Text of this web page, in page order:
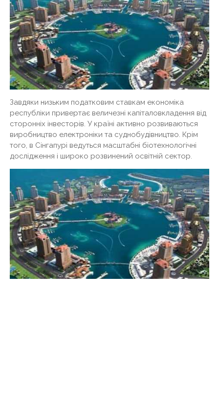
Завдяки низьким податковим ставкам економіка
республіки привертає величезні капіталовкладення від
сторонніх інвесторів. У країні активно розвиваються
виробництво електроніки та суднобудівництво. Крім
того, в Сінгапурі ведуться масштабні біотехнологічні
дослідження і широко розвинений освітній сектор.